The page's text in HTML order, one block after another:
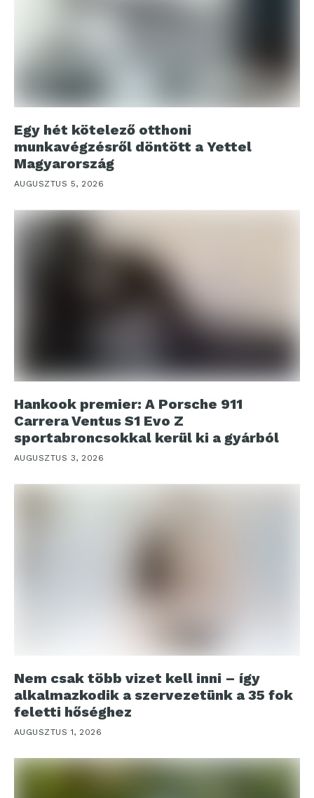
Egy hét kötelező otthoni
munkavégzésről döntött a Yettel
Magyarország
AUGUSZTUS 5, 2026
Hankook premier: A Porsche 911
Carrera Ventus S1 Evo Z
sportabroncsokkal kerül ki a gyárból
AUGUSZTUS 3, 2026
Nem csak több vizet kell inni – így
alkalmazkodik a szervezetünk a 35 fok
feletti hőséghez
AUGUSZTUS 1, 2026